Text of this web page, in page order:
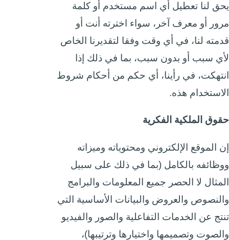
يحق لنا تعطيل أي اسم مستخدم أو كلمة
مرور أو معرف آخر، سواء اخترته أنت أو
قدمته لنا، في أي وقت وفقا لتقديرنا الخاص
لأي سبب أو بدون سبب، بما في ذلك إذا
انتهكت، في رأينا، أي حكم من أحكام شروط
الاستخدام هذه.
حقوق الملكية الفكرية
إن الموقع الإلكتروني ومحتوياته وميزاته
ووظائفه بالكامل (بما في ذلك على سبيل
المثال لا الحصر جميع المعلومات والبرامج
والنصوص والعروض والبيانات الأساسية التي
تنتج عن الخدمات التفاعلية والصور والفيديو
والصوت وتصميمها واختيارها وترتيبها)،